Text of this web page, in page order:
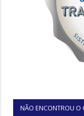
NÃO ENCONTROU O